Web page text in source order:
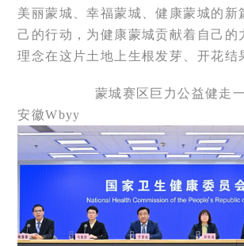
美丽蒙城、幸福蒙城、健康蒙城的新
己的行动，为健康蒙城贡献着自己的
理念在这片土地上生根发芽、开花结
蒙城赛区巨力公益健走一中
安徽Wbyy